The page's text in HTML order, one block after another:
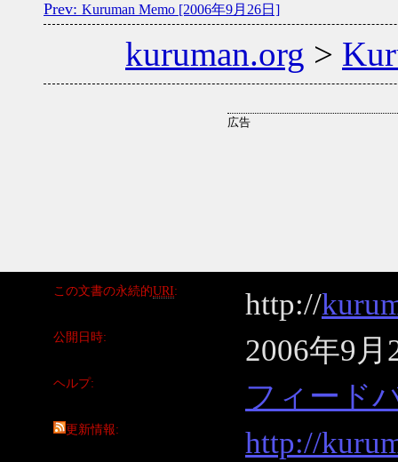
Kuruman Memo [2006年9月26日]
kuruman.org >
この文書の永続的URI http://
公開日時 2006年9
ヘルプ フィード
更新情報
http://